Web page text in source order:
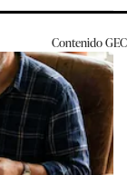
ContenidoGEC